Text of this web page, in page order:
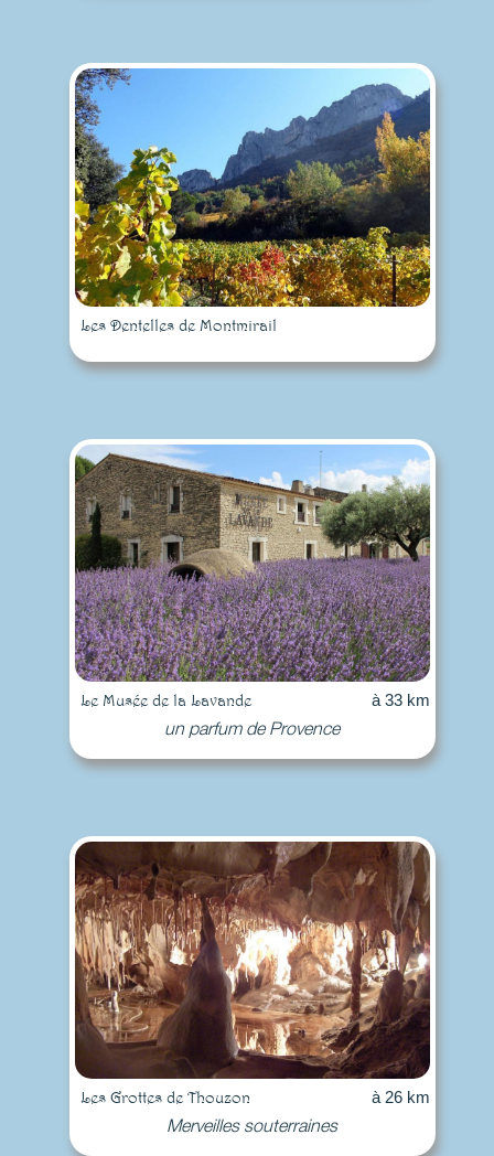
Les Dentelles de Montmirail
Le Musée de la Lavande à 33 km
un parfum de Provence
Les Grottes de Thouzon à 26 km
Merveilles souterraines